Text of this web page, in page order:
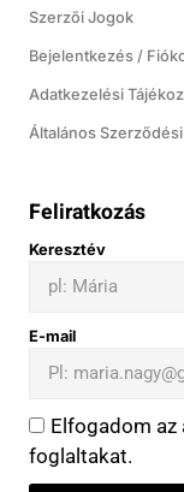
Szerzői Jogok
Bejelentkezés /
Adatkezelési
Általános
Feliratkozás
Keresztév
E-mail
Elfogadom
foglaltakat.